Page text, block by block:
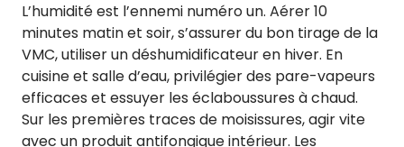
L’humidité est l’ennemi numéro un. Aérer 10
minutes matin et soir, s’assurer du bon tirage de la
VMC, utiliser un déshumidificateur en hiver. En
cuisine et salle d’eau, privilégier des pare-vapeurs
efficaces et essuyer les éclaboussures à chaud.
Sur les premières traces de moisissures, agir vite
avec un produit antifongique intérieur. Les